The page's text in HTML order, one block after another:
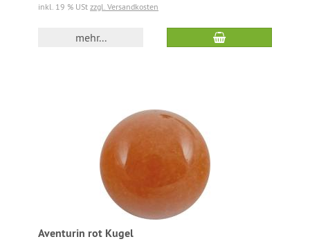
inkl. 19 % USt zzgl. Versandkosten
mehr...
Aventurin rot Kugel